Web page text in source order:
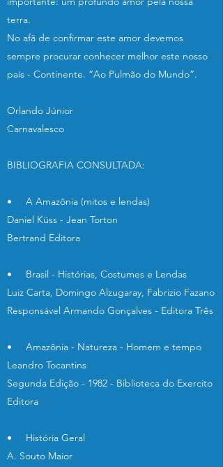
terra.
No afã de confirmar este amor devemos
sempre procurar conhecer melhor este nosso
país - Continente. “Ao Pulmão do Mundo”.
Orlando Júnior
Carnavalesco
BIBLIOGRAFIA CONSULTADA:
• A Amazônia (mitos e lendas)
Daniel Küss - Jean Torton
Bertrand Editora
• Brasil - Histórias, Costumes e Lendas
Luiz Carta, Domingo Alzugaray, Fabrizio Fazano
Responsável Armando Gonçalves - Editora Três
• Amazônia - Natureza - Homem e tempo
Leandro Tocantins
Segunda Edição - 1982 - Biblioteca do Exercito
Editora
• História Geral
A. Souto Maior